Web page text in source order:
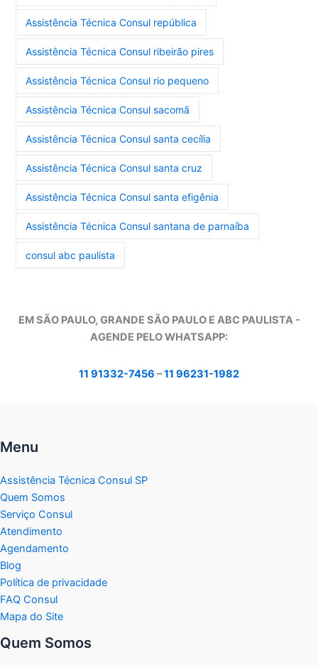
Assistência Técnica Consul república
Assistência Técnica Consul ribeirão pires
Assistência Técnica Consul rio pequeno
Assistência Técnica Consul sacomã
Assistência Técnica Consul santa cecília
Assistência Técnica Consul santa cruz
Assistência Técnica Consul santa efigênia
Assistência Técnica Consul santana de parnaíba
consul abc paulista
EM SÃO PAULO, GRANDE SÃO PAULO E ABC PAULISTA -
AGENDE PELO WHATSAPP:
11 91332-7456 –11 96231-1982
Menu
Assistência Técnica Consul SP
Quem Somos
Serviço Consul
Atendimento
Agendamento
Blog
Política de privacidade
FAQ Consul
Mapa do Site
Quem Somos